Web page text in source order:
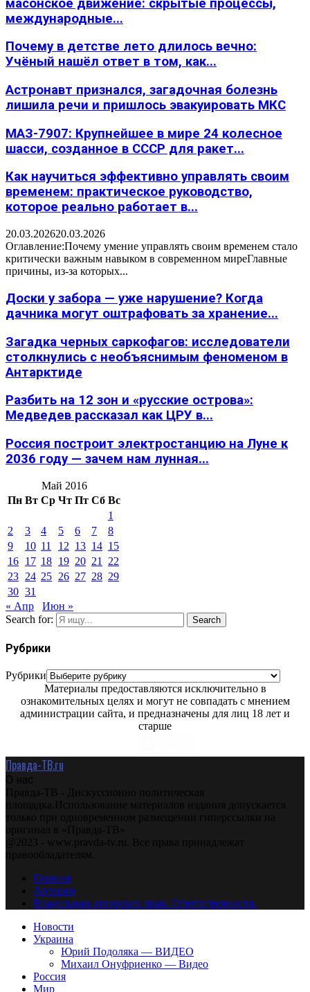
масонское движение: скрытые процессы,
международные...
Почему в детстве лето длилось вечно:
Учёный нашёл ответ в том, как...
Астронавт признался, загадочная болезнь
лишила речи и пришлось эвакуировать МКС
МАЗ-7907: Крупнейшее в мире 24 колесное
шасси, созданное в СССР для ракет...
Как научиться эффективно управлять своим
временем: практическое руководство,
которое реально работает в...
20.03.202620.03.2026
Оглавление:Почему умение управлять своим временем стало
критически важным навыком в современном миреГлавные
причины, из-за которых...
Доски у забора — уже нарушение? Когда
дачника могут оштрафовать за хранение...
Загадка черных саркофагов: исследователи
столкнулись с необъяснимым феноменом в
Антарктиде
Разбить на 12 зон и «русские острова»:
Медведев рассказал как ЦРУ в...
Россия построит электростанцию на Луне к
2036 году — зачем нам лунная...
Май 2016
Пн Вт Ср Чт Пт Сб Вс
1
2
3 4 5 6 7
8
9
10 11 12 13 14 15
16 17 18 19 20 21
22
23 24 25 26 27 28 29
30 31
« Апр
Июн »
Search for:
Search
Рубрики
Рубрики
Материалы предоставляются исключительно в
ознакомительных целях и могут не совпадать с мнением
администрации сайта, и предназначены для лиц 18 лет и
старше
Правда-ТВ.ru
О нас
Правда-ТВ - Дискуссионно политическая
площадка.Использование материалов издания допускается
только при одновременном размещении гиперссылки на
оригинал в «Правда-ТВ»
@2023 - www.pravda-tv.ru. Все права принадлежат
правообладателям.
Главная
Авторам
Владельцам авторских прав. Ответственности.
Новости
Украина
Юрий Подоляка — ВИДЕО
Михаил Онуфриенко — Видео
Россия
Мир